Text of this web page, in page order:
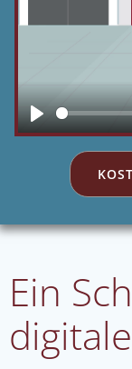
Play
Ein